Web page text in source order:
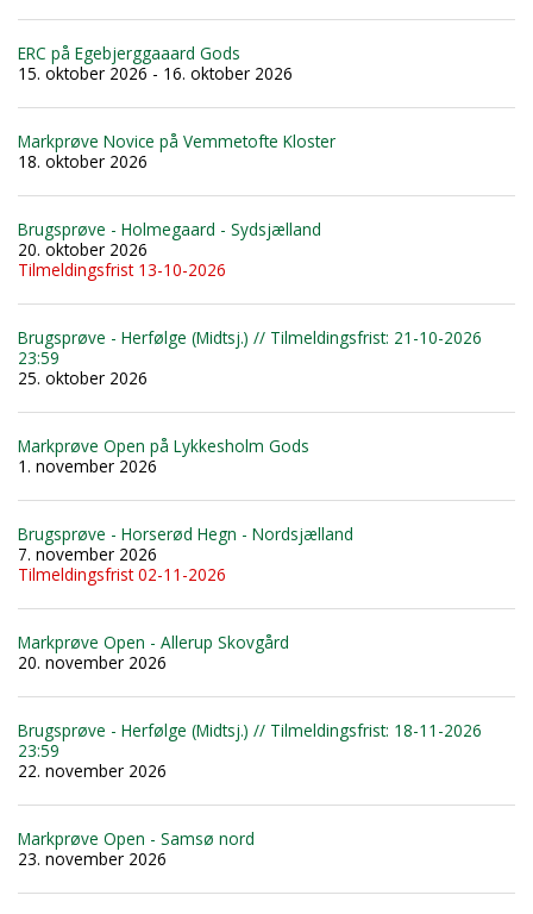
ERC på Egebjerggaaard Gods
15. oktober 2026 - 16. oktober 2026
Markprøve Novice på Vemmetofte Kloster
18. oktober 2026
Brugsprøve - Holmegaard - Sydsjælland
20. oktober 2026
Tilmeldingsfrist 13-10-2026
Brugsprøve - Herfølge (Midtsj.) // Tilmeldingsfrist: 21-10-2026
23:59
25. oktober 2026
Markprøve Open på Lykkesholm Gods
1. november 2026
Brugsprøve - Horserød Hegn - Nordsjælland
7. november 2026
Tilmeldingsfrist 02-11-2026
Markprøve Open - Allerup Skovgård
20. november 2026
Brugsprøve - Herfølge (Midtsj.) // Tilmeldingsfrist: 18-11-2026
23:59
22. november 2026
Markprøve Open - Samsø nord
23. november 2026